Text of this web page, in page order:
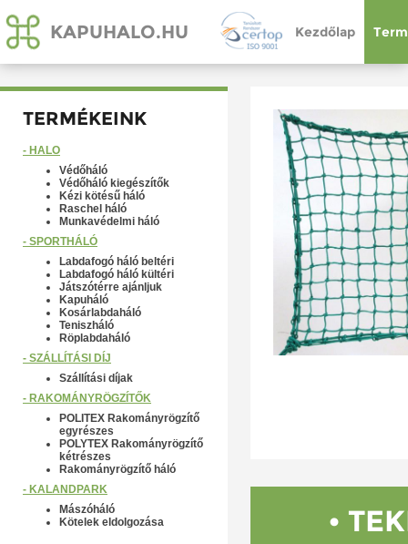
KAPUHALO.HU Kezdőlap
TERMÉKEINK
- HÁLÓ
Védőháló
Védőháló kiegészítők
Kézi kötésű háló
Raschel háló
Munkavédelmi háló
- SPORTHÁLÓ
Labdafogó háló beltéri
Labdafogó háló kültéri
Játszótérre ajánljuk
Kapuháló
Kosárlabdaháló
Teniszháló
Röplabdaháló
- SZÁLLÍTÁSI DÍJ
Szállítási díjak
- RAKOMÁNYRÖGZÍTŐK
POLITEX Rakományrögzítő
egyrészes
POLYTEX Rakományrögzítő
kétrészes
Rakományrögzítő háló
- KALANDPARK
Mászóháló
Kötelek eldolgozása
•